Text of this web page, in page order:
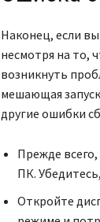
Наконец, если
несмотря на то,
возникнуть
мешающая
другие ошибки
Прежде
ПК.
Откройте